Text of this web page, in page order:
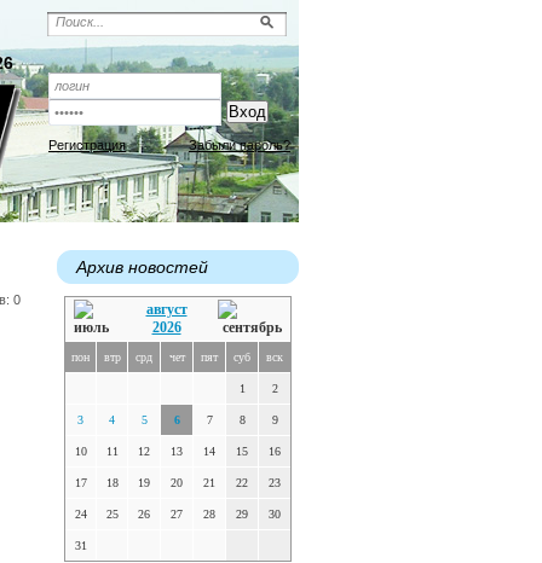
Регистрация Забыли пароль?
0
Архив новостей
август
2026
пон втр срд чет пят суб вск
1 2
3 4 5 6 7 8 9
10 11 12 13 14 15 16
17 18 19 20 21 22 23
24 25 26 27 28 29 30
31